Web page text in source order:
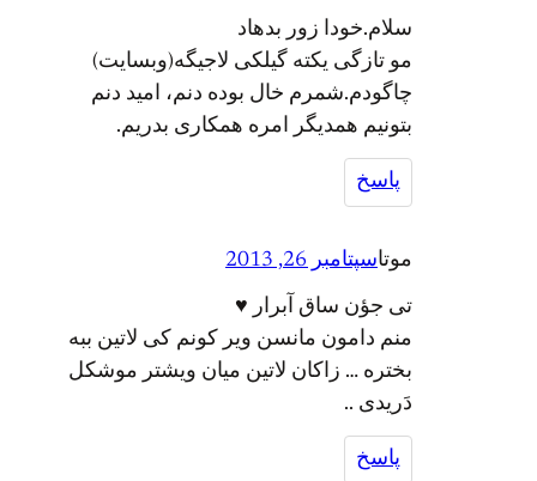
سلام.خودا زور بدهاد
مو تازگی یکته گیلکی لاجیگه(وبسایت)
چاگودم.شمرم خال بوده دنم، امید دنم
بتونیم همدیگر امره همکاری بدریم.
پاسخ
موتاسپتامبر 26, 2013
تی جؤن ساق آبرار ♥
منم دامون مانسن ویر کونم کی لاتین ببه
بختره … زاکان لاتین میان ویشتر موشکل
دَریدی ..
پاسخ